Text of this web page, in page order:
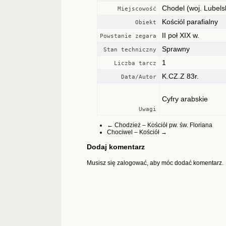
Miejscowość Chodel (woj.
Obiekt Kościól parafialny
Powstanie zegara II poł XIX w.
Stan techniczny Sprawny
Liczba tarcz 1
Data/Autor K.CZ.Z 83r.
Uwagi
Cyfry arabskie
← Chodzież – Kościół pw. św. Floriana
Chociwel – Kościół →
Dodaj komentarz
Musisz się zalogować, aby móc dodać komentarz.